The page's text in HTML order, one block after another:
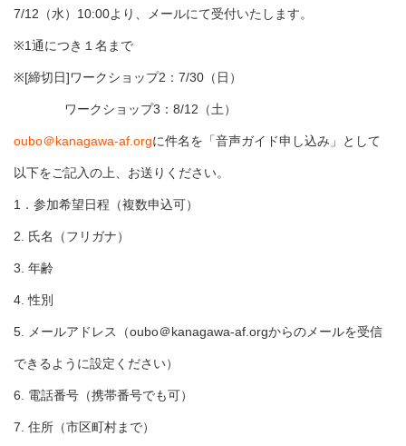
7/12（水）10:00より、メールにて受付いたします。
※1通につき１名まで
※[締切日]ワークショップ2：7/30（日）
ワークショップ3：8/12（土）
oubo＠kanagawa-af.orgに件名を「音声ガイド申し込み」として
以下をご記入の上、お送りください。
1．参加希望日程（複数申込可）
2. 氏名（フリガナ）
3. 年齢
4. 性別
5. メールアドレス（oubo＠kanagawa-af.orgからのメールを受信
できるように設定ください）
6. 電話番号（携帯番号でも可）
7. 住所（市区町村まで）